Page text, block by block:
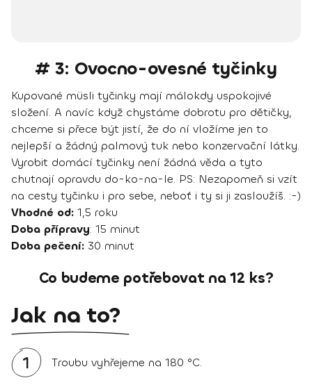
# 3: Ovocno-ovesné tyčinky
Kupované müsli tyčinky mají málokdy uspokojivé
složení. A navíc když chystáme dobrotu pro dětičky,
chceme si přece být jistí, že do ní vložíme jen to
nejlepší a žádný palmový tuk nebo konzervační látky.
Vyrobit domácí tyčinky není žádná věda a tyto
chutnají opravdu do-ko-na-le. PS: Nezapomeň si vzít
na cesty tyčinku i pro sebe, neboť i ty si ji zasloužíš. :-)
Vhodné od: 1,5 roku
Doba přípravy: 15 minut
Doba pečení: 30 minut
Co budeme potřebovat na 12 ks?
Jak na to?
1 Troubu vyhřejeme na 180 °C.